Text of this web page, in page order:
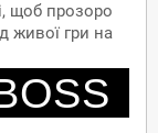
щоб прозоро
живої гри на